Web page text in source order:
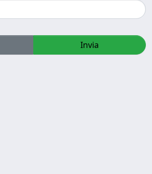
Invia